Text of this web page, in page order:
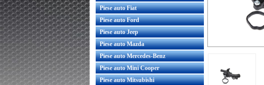
Piese auto Fiat
Piese auto Ford
Piese auto Jeep
Piese auto Mazda
Piese auto Mercedes-Benz
Piese auto Mini Cooper
Piese auto Mitsubishi